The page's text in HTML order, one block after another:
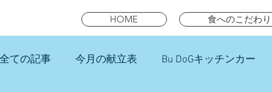
HOME 食へのこだわり
全ての記事 今月の献立表 Bu DoGキッチンカー